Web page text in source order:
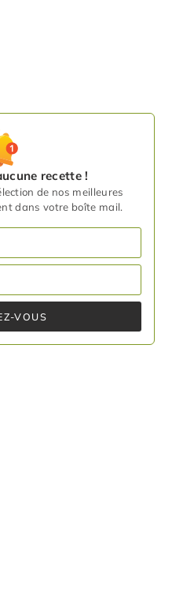
recette !
de nos meilleures
dans votre boîte mail.
VOUS